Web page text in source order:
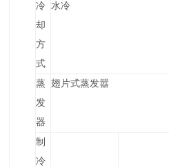
冷
却
方
式
水冷
蒸
发
器
翅片式蒸发嚣
制
冷